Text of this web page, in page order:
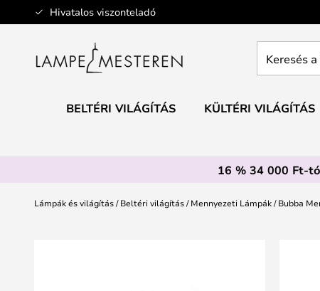
Hivatalos viszonteladó
Ugrás
a
tartalomhoz
BELTÉRI VILÁGÍTÁS KÜLTÉRI VILÁGÍTÁS
16 % 34 000 Ft-
Lámpák és világítás Beltéri világítás Mennyezeti Lámpák Bubba